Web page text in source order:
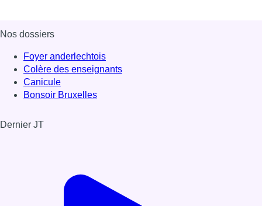
Nos dossiers
Foyer anderlechtois
Colère des enseignants
Canicule
Bonsoir Bruxelles
Dernier JT